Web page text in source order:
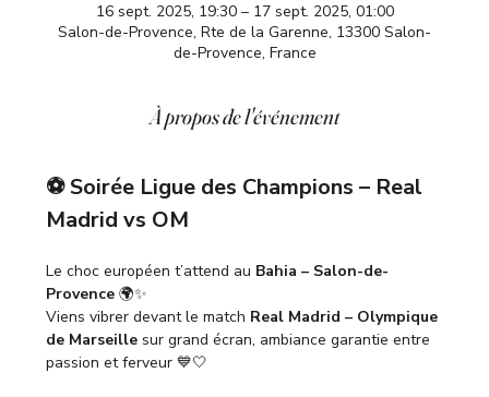
16 sept. 2025, 19:30 – 17 sept. 2025, 01:00
Salon-de-Provence, Rte de la Garenne, 13300 Salon-
de-Provence, France
À propos de l'événement
⚽ Soirée Ligue des Champions – Real
Madrid vs OM
Le choc européen t’attend au Bahia – Salon-de-
Provence 🌍✨
Viens vibrer devant le match Real Madrid – Olympique
de Marseille sur grand écran, ambiance garantie entre
passion et ferveur 💙🤍